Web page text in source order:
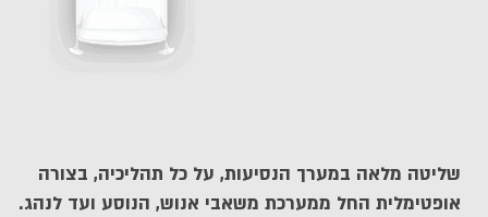
שליטה מלאה במערך הנסיעות, על כל תהליכיה, בצורה
אופטימלית החל ממערכת משאבי אנוש, הנוסע ועד לנהג.